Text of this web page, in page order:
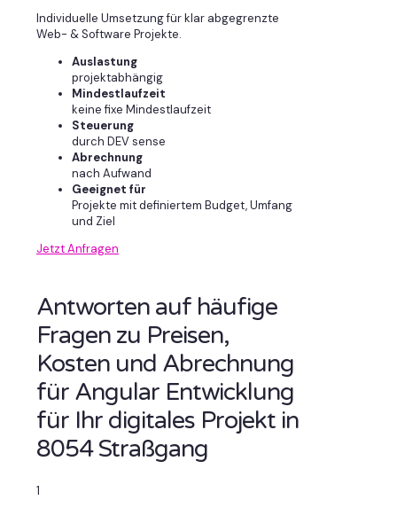
Individuelle Umsetzung für klar abgegrenzte
Web- & Software Projekte.
Auslastung
projektabhängig
Mindestlaufzeit
keine fixe Mindestlaufzeit
Steuerung
durch DEV sense
Abrechnung
nach Aufwand
Geeignet für
Projekte mit definiertem Budget, Umfang
und Ziel
Jetzt Anfragen
Antworten auf häufige
Fragen zu Preisen,
Kosten und Abrechnung
für Angular Entwicklung
für Ihr digitales Projekt in
8054 Straßgang
1